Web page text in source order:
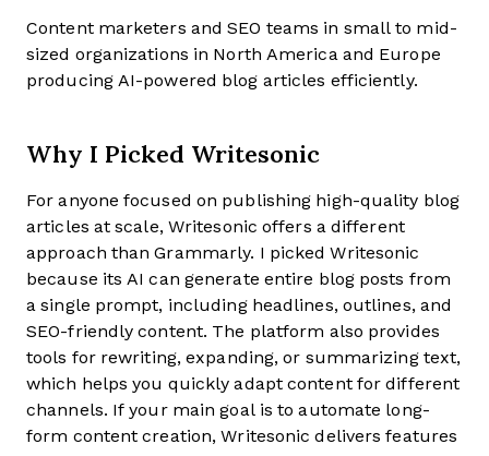
Content marketers and SEO teams in small to mid-
sized organizations in North America and Europe
producing AI-powered blog articles efficiently.
Why I Picked Writesonic
For anyone focused on publishing high-quality blog
articles at scale, Writesonic offers a different
approach than Grammarly. I picked Writesonic
because its AI can generate entire blog posts from
a single prompt, including headlines, outlines, and
SEO-friendly content. The platform also provides
tools for rewriting, expanding, or summarizing text,
which helps you quickly adapt content for different
channels. If your main goal is to automate long-
form content creation, Writesonic delivers features